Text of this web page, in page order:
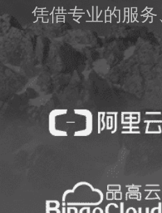
凭借专业的服